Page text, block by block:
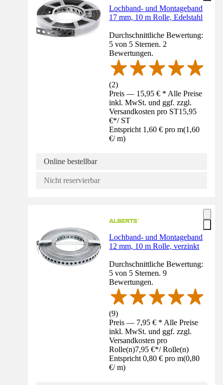
Lochband- und Montageband
17 mm, 10 m Rolle, Edelstahl
Durchschnittliche Bewertung:
5 von 5 Sternen. 2
Bewertungen.
(2)
Preis — 15,95 € * Alle Preise
inkl. MwSt. und ggf. zzgl.
Versandkosten pro ST15,95
€*/ ST
Entspricht 1,60 € pro m(1,60
€/ m)
Online bestellbar
Nicht reservierbar
Lochband- und Montageband
12 mm, 10 m Rolle, verzinkt
Durchschnittliche Bewertung:
5 von 5 Sternen. 9
Bewertungen.
(9)
Preis — 7,95 € * Alle Preise
inkl. MwSt. und ggf. zzgl.
Versandkosten pro
Rolle(n)7,95 €*/ Rolle(n)
Entspricht 0,80 € pro m(0,80
€/ m)